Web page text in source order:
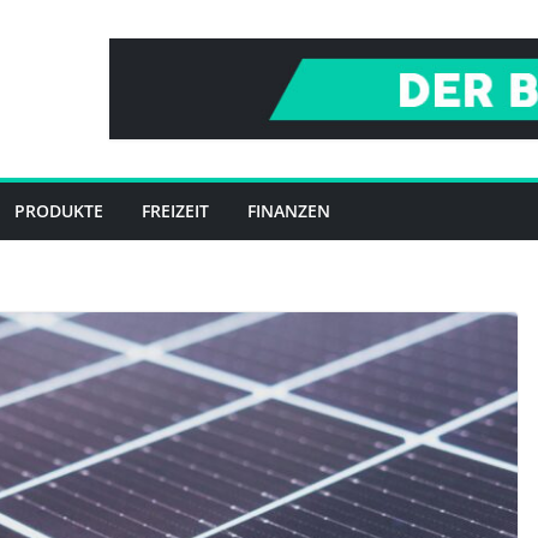
PRODUKTE FREIZEIT FINANZEN